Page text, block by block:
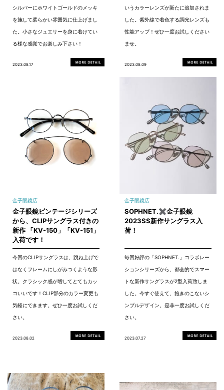
シルバーにホワイトゴールドのメッキ
を施して柔らかい雰囲気に仕上げまし
た。小さなジュエリーを身に着けてい
る様な感覚でお楽しみ下さい！
2023.08.17
いうカラーレンズが新たに追加されま
した。紫外線で着色する調光レンズも
性能アップ！ぜひ一度お試しください
ませ。
2023.08.09
金子眼鏡店
金子眼鏡ビンテージシリーズ
から、CLIPサングラス付きの
新作 「KV-150」「KV-151」
入荷です！
今回のCLIPサングラスは、跳ね上げで
はなくフレームにしがみつくような形
状。クラシック感が増してとてもカッ
コいいです！CLIP部分のカラー変更も
気軽にできます。ぜひ一度お試しくだ
さい。
2023.08.02
金子眼鏡店
SOPHNET.✖金子眼鏡
2023SS新作サングラス入
荷！
毎回好評の「SOPHNET.」コラボレー
ションシリーズから、都会的でスマー
トな新作サングラスが2型入荷致しま
した。今すぐ使えて、飽きのこないシ
ンプルデザイン。是非一度お試しくだ
さい。
2023.07.27